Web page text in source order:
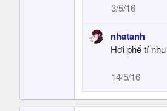
3/5/16
nhatanh
Hơi phế tí
14/5/16